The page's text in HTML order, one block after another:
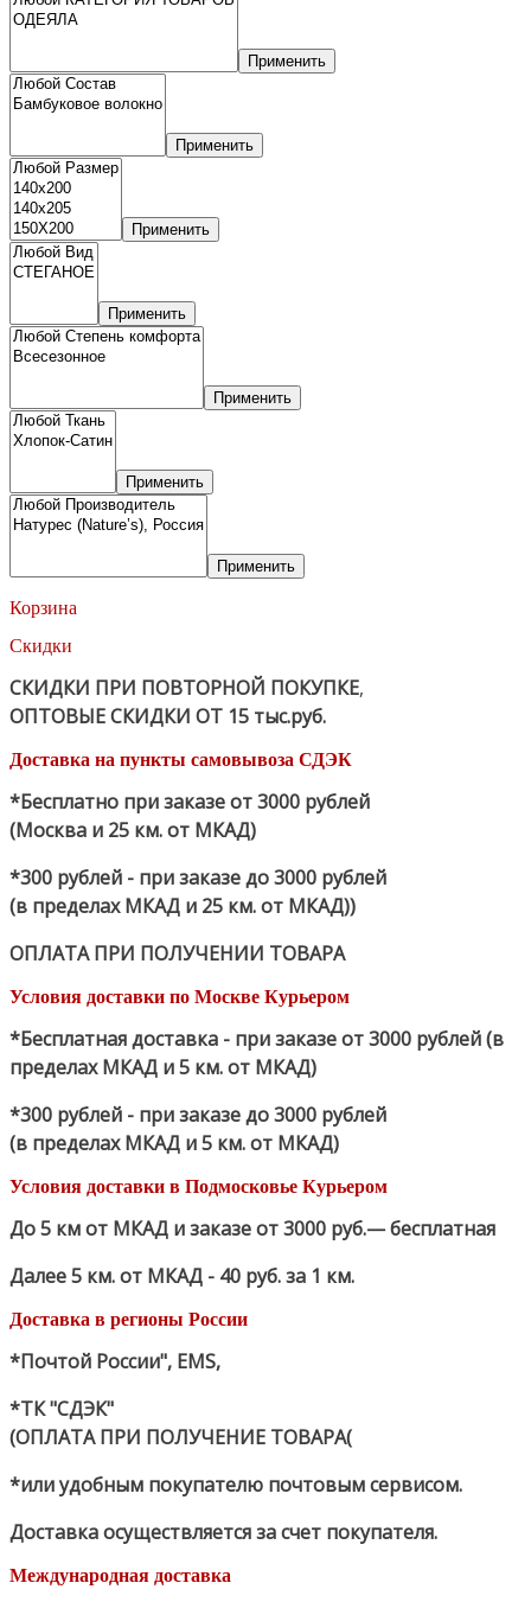
Применить
Применить
Применить
Применить
Применить
Применить
Применить
Корзина
Скидки
СКИДКИ ПРИ ПОВТОРНОЙ ПОКУПКЕ,
ОПТОВЫЕ СКИДКИ ОТ 15 тыс.руб.
Доставка на пункты самовывоза СДЭК
*Бесплатно при заказе от 3000 рублей
(Москва и 25 км. от МКАД)
*300 рублей - при заказе до 3000 рублей
(в пределах МКАД и 25 км. от МКАД))
ОПЛАТА ПРИ ПОЛУЧЕНИИ ТОВАРА
Условия доставки по Москве Курьером
*Бесплатная доставка - при заказе от 3000 рублей (в
пределах МКАД и 5 км. от МКАД)
*300 рублей - при заказе до 3000 рублей
(в пределах МКАД и 5 км. от МКАД)
Условия доставки в Подмосковье Курьером
До 5 км от МКАД и заказе от 3000 руб.— бесплатная
Далее 5 км. от МКАД - 40 руб. за 1 км.
Доставка в регионы России
*Почтой России", EMS,
*ТК "СДЭК"
(ОПЛАТА ПРИ ПОЛУЧЕНИЕ ТОВАРА(
*или удобным покупателю почтовым сервисом.
Доставка осуществляется за счет покупателя.
Международная доставка